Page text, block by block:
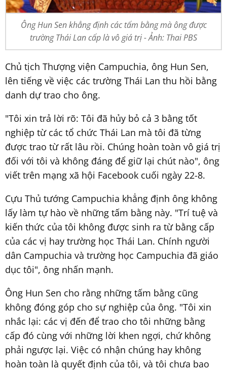
Ông Hun Sen khẳng định các tấm bằng mà ông được
trường Thái Lan cấp là vô giá trị - Ảnh: Thai PBS
Chủ tịch Thượng viện Campuchia, ông Hun Sen,
lên tiếng về việc các trường Thái Lan thu hồi bằng
danh dự trao cho ông.
"Tôi xin trả lời rõ: Tôi đã hủy bỏ cả 3 bằng tốt
nghiệp từ các tổ chức Thái Lan mà tôi đã từng
được trao từ rất lâu rồi. Chúng hoàn toàn vô giá trị
đối với tôi và không đáng để giữ lại chút nào", ông
viết trên mạng xã hội Facebook cuối ngày 22-8.
Cựu Thủ tướng Campuchia khẳng định ông không
lấy làm tự hào về những tấm bằng này. "Trí tuệ và
kiến thức của tôi không được sinh ra từ bằng cấp
của các vị hay trường học Thái Lan. Chính người
dân Campuchia và trường học Campuchia đã giáo
dục tôi", ông nhấn mạnh.
Ông Hun Sen cho rằng những tấm bằng cũng
không đóng góp cho sự nghiệp của ông. "Tôi xin
nhắc lại: các vị đến để trao cho tôi những bằng
cấp đó cùng với những lời khen ngợi, chứ không
phải ngược lại. Việc có nhận chúng hay không
hoàn toàn là quyết định của tôi, và tôi chưa bao